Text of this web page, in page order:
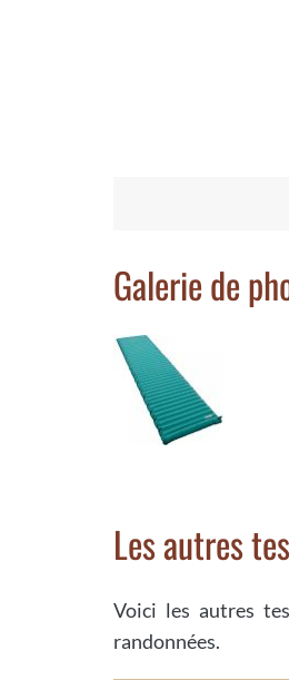
Galerie de
Les autres
Voici les autres
randonnées.